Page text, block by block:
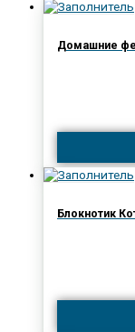
Домашние
Блокнотик